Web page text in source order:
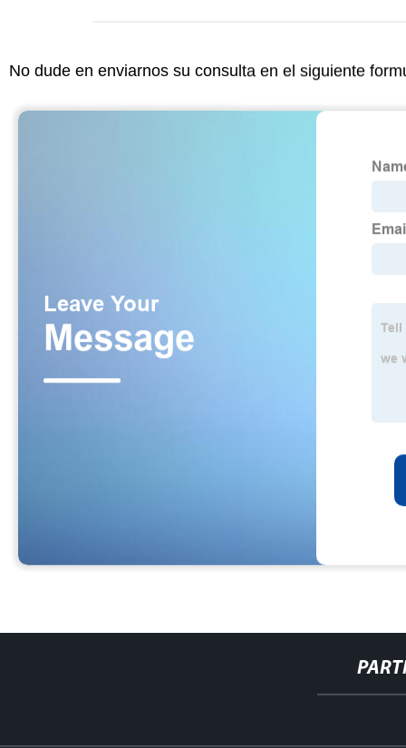
No dude en enviarnos su consulta en el siguiente